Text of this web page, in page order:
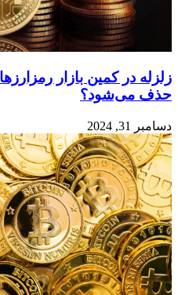
زلزله در کمین بازار
حذف می‌شود؟
دسامبر 31, 2024